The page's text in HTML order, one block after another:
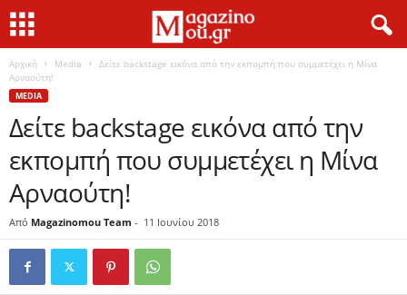
Αρχική Media
Δείτε backstage εικόνα από την εκπομπή που συμμετέχει η Μίνα
Αρναούτη!
MEDIA
Δείτε backstage εικόνα από την
εκπομπή που συμμετέχει η Μίνα
Αρναούτη!
Από Magazinomou Team - 11 Ιουνίου 2018